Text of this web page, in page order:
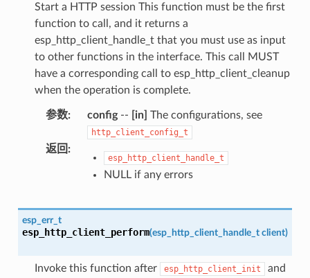
Start a HTTP session This function must be the first
function to call, and it returns a
esp_http_client_handle_t that you must use as input
to other functions in the interface. This call MUST
have a corresponding call to esp_http_client_cleanup
when the operation is complete.
参数: config-- [in] The configurations, see
http_client_config_t
返回 :
esp_http_client_handle_t
NULL if any errors
esp_err_t
esp_http_client_perform(esp_http_client_handle_t client)
Invoke this function after esp_http_client_init
and